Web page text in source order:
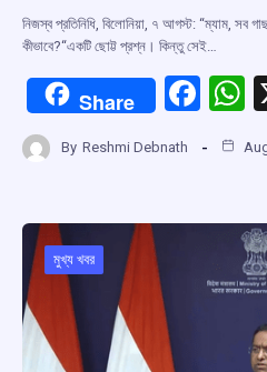
নিজস্ব প্রতিনিধি, বিলোনিয়া, ৭ আগস্ট: “ম্যাম, সব
কীভাবে?“একটি ছোট্ট প্রশ্ন। কিন্তু সেই…
Share
F
ce
o
o
k
A
p
p
By Reshmi Debnath
মুখ্য খবর